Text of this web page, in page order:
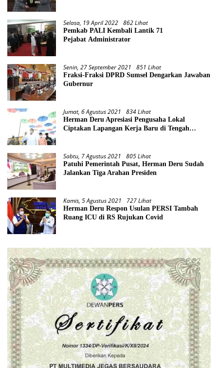
Selasa, 19 April 2022 862 Lihat
Pemkab PALI Kembali Lantik 71
Pejabat Administrator
Senin, 27 September 2021 851 Lihat
Fraksi-Fraksi DPRD Sumsel Dengarkan Jawaban
Gubernur
Jumat, 6 Agustus 2021 834 Lihat
Herman Deru Apresiasi Pengusaha Lokal
Ciptakan Lapangan Kerja Baru di Tengah
Sabtu, 7 Agustus 2021 805 Lihat
Patuhi Pemerintah Pusat, Herman Deru Sudah
Jalankan Tiga Arahan Presiden
Kamis, 5 Agustus 2021 727 Lihat
Herman Deru Respon Usulan PERSI Tambah
Ruang ICU di RS Rujukan Covid